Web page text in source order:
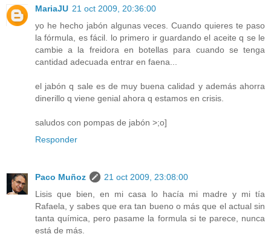
MariaJU 21 oct 2009, 20:36:00
yo he hecho jabón algunas veces. Cuando quieres te paso
la fórmula, es fácil. lo primero ir guardando el aceite q se le
cambie a la freidora en botellas para cuando se tenga
cantidad adecuada entrar en faena...
el jabón q sale es de muy buena calidad y además ahorra
dinerillo q viene genial ahora q estamos en crisis.
saludos con pompas de jabón >;o]
Responder
Paco Muñoz
21 oct 2009, 23:08:00
Lisis que bien, en mi casa lo hacía mi madre y mi tía
Rafaela, y sabes que era tan bueno o más que el actual sin
tanta química, pero pasame la formula si te parece, nunca
está de más.